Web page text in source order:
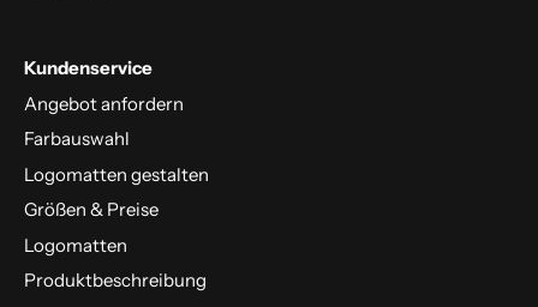
Kundenservice
Angebot anfordern
Farbauswahl
Logomatten gestalten
Größen & Preise
Logomatten
Produktbeschreibung